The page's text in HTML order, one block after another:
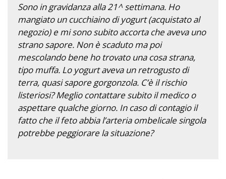
Sono in gravidanza alla 21^ settimana. Ho
mangiato un cucchiaino di yogurt (acquistato al
negozio) e mi sono subito accorta che aveva uno
strano sapore. Non è scaduto ma poi
mescolando bene ho trovato una cosa strana,
tipo muffa. Lo yogurt aveva un retrogusto di
terra, quasi sapore gorgonzola. C’è il rischio
listeriosi? Meglio contattare subito il medico o
aspettare qualche giorno. In caso di contagio il
fatto che il feto abbia l’arteria ombelicale singola
potrebbe peggiorare la situazione?